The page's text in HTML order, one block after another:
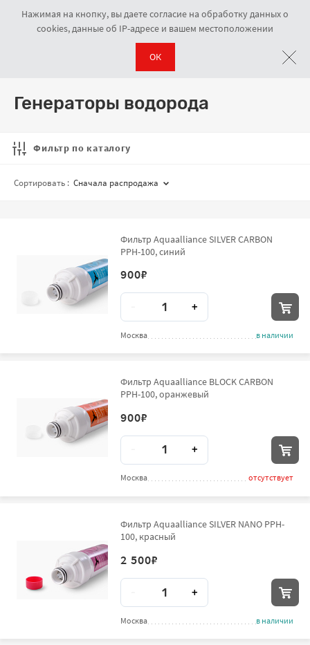
Генераторы водорода
Генераторы водорода
Фильтр по каталогу
Сортировать : Сначала распродажа
Фильтр Aquaalliance SILVER CARBON
PPH-100, синий
900₽
+
Москва в наличии
Фильтр Aquaalliance BLOCK CARBON
PPH-100, оранжевый
900₽
Количество
+
Москва отсутствует
Фильтр Aquaalliance SILVER NANO PPH-
100, красный
2 500₽
Количество
+
Москва в наличии
Нажимая на кнопку, вы даете согласие на обработку данных о
cookies, данные об IP-адресе и вашем местоположении
ОК